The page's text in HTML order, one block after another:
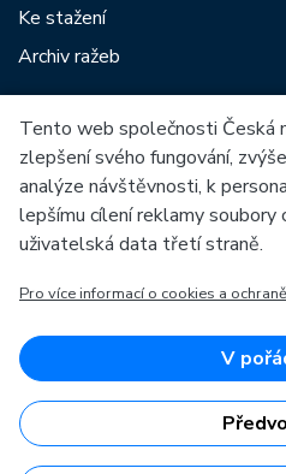
Ke stažení
Archiv ražeb
Mezi naše partnery patří:
Evropská unie
OP Podnikání a inovace
Evropský fond pro
Tento web společnosti Česká
zlepšení svého fungování,
analýze návštěvnosti, k
lepšímu cílení reklamy soubory
uživatelská data třetí straně.
Pro více informací o cookies a
V